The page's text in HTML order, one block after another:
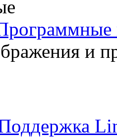
и